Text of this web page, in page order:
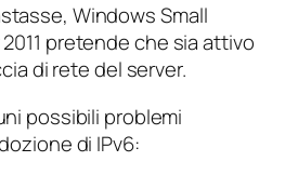
Windows Small
pretende che sia attivo
di rete del server.
possibili problemi
di IPv6: